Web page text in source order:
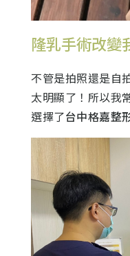
隆乳手術改變
不管是拍照還是自
太明顯了！所以我
選擇了台中格嘉整